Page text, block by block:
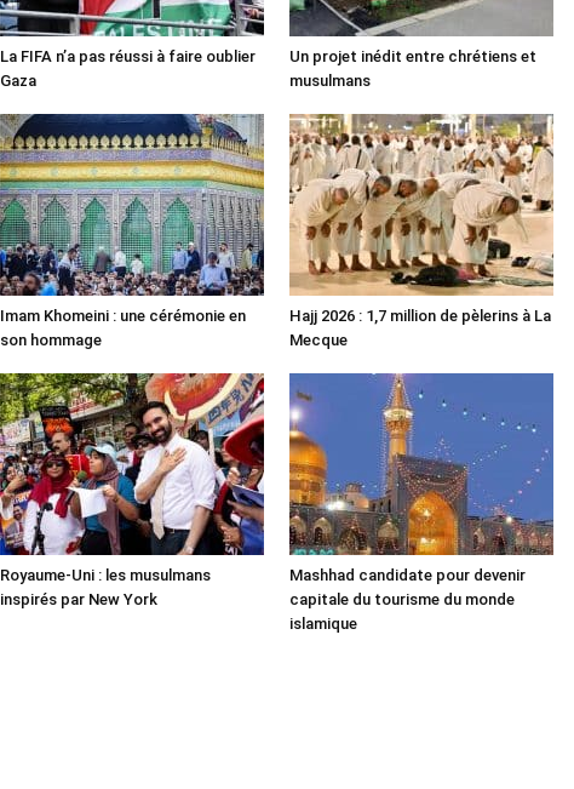
La FIFA n’a pas réussi à faire oublier
Gaza
Un projet inédit entre chrétiens et
musulmans
Imam Khomeini : une cérémonie en
son hommage
Hajj 2026 : 1,7 million de pèlerins à La
Mecque
Royaume-Uni : les musulmans
inspirés par New York
Mashhad candidate pour devenir
capitale du tourisme du monde
islamique